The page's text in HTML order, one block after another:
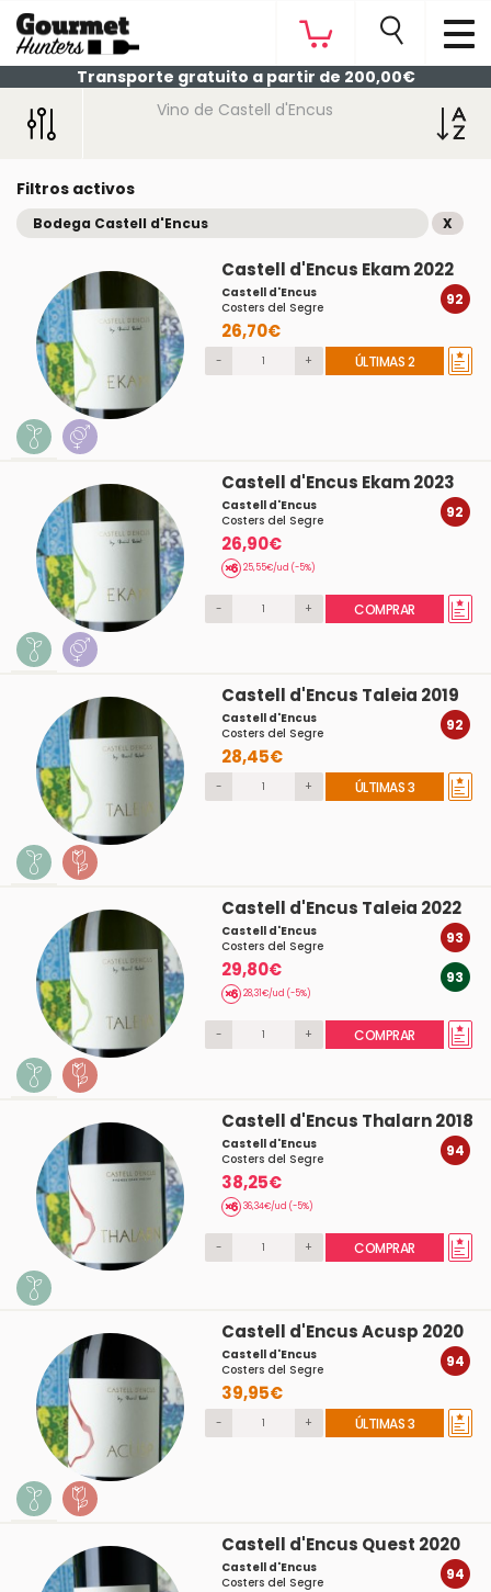
Transporte gratuito a partir de 200,00€
Vino de Castell d'Encus
Filtros activos
Bodega Castell d'Encus X
Castell d'Encus Ekam 2022
Castell d'Encus
Costers del Segre
26,70€
92
- + ÚLTIMAS 2
Castell d'Encus Ekam 2023
Castell d'Encus
Costers del Segre
26,90€
25,55€/ud (-5%)
92
- + COMPRAR
Castell d'Encus Taleia 2019
Castell d'Encus
Costers del Segre
28,45€
92
- + ÚLTIMAS 3
Castell d'Encus Taleia 2022
Castell d'Encus
Costers del Segre
29,80€
28,31€/ud (-5%)
93
93
- + COMPRAR
Castell d'Encus Thalarn 2018
Castell d'Encus
Costers del Segre
38,25€
36,34€/ud (-5%)
94
- + COMPRAR
Castell d'Encus Acusp 2020
Castell d'Encus
Costers del Segre
39,95€
94
- + ÚLTIMAS 3
Castell d'Encus Quest 2020
Castell d'Encus
Costers del Segre
94